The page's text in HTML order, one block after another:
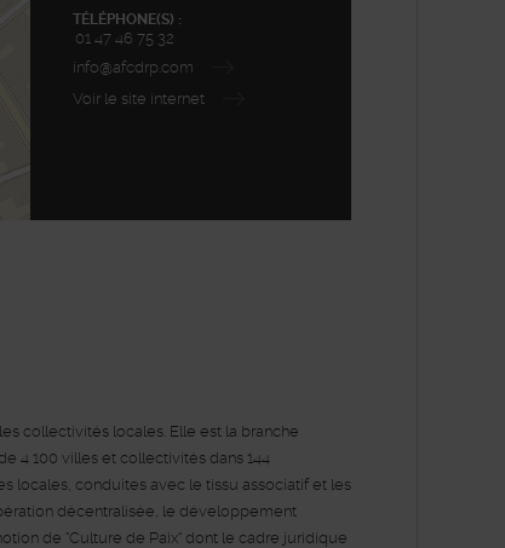
TÉLÉPHONE(S) :
01 47 46 75 32
info@afcdrp.com
Voir le site internet
collectivités locales. Elle est la branche
4 100 villes et collectivités dans 144
locales, conduites avec le tissu associatif et les
décentralisée, le développement
de "Culture de Paix" dont le cadre juridique